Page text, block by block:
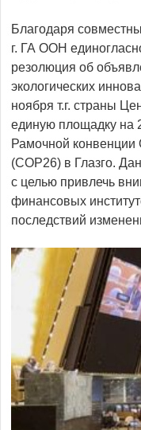
Благодаря
г. ГА ООН
резолюция об
экологических
ноября т.г. страны
единую площадку на
Рамочной
(COP26) в Глазго.
с целью привлечь
финансовых
последствий